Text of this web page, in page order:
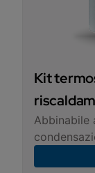
Kit
Abbinabile